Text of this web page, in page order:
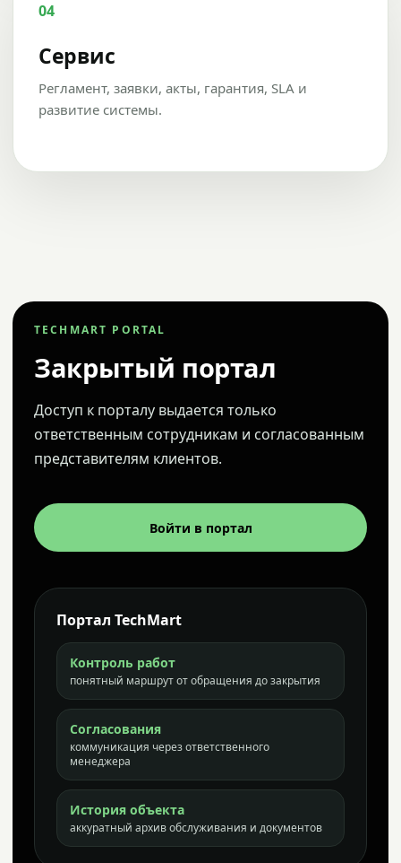
04
Сервис
Регламент, заявки, акты, гарантия, SLA и
развитие системы.
TECHMART PORTAL
Закрытый портал
Доступ к порталу выдается только
ответственным сотрудникам и согласованным
представителям клиентов.
Войти в портал
Портал TechMart
Контроль работ
понятный маршрут от обращения до закрытия
Согласования
коммуникация через ответственного
менеджера
История объекта
аккуратный архив обслуживания и документов